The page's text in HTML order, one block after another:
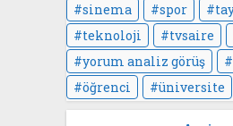
sinema
spor
teknoloji
tvsaire
yorum analiz görüş
öğrenci
üniversite